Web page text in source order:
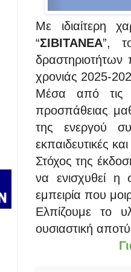
Με ιδιαίτερη
“ΣΙΒΙΤΑΝΕΑ”,
δραστηριοτήτων
χρονιάς 2025-
Μέσα από τις
προσπάθειας
της ενεργού
εκπαιδευτικές
Στόχος της
να ενισχυθεί η
εμπειρία που
Ελπίζουμε το
ουσιαστική